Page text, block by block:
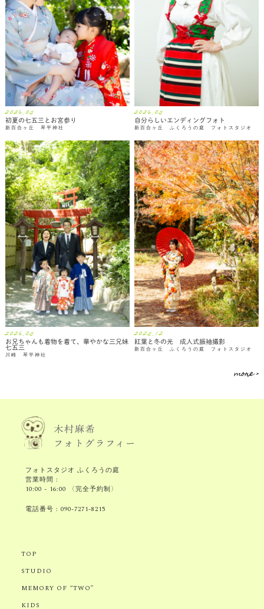
2026.05
初夏の七五三とお宮参り
新百合ヶ丘 琴平神社
2026.05
自分らしいエンディングフォト
新百合ヶ丘 ふくろうの庭 フォトスタジオ
2026.05
お兄ちゃんも着物を着て、華やかな三兄妹
七五三
川崎 琴平神社
2025.12
紅葉と冬の光 成人式振袖撮影
新百合ヶ丘 ふくろうの庭 フォトスタジオ
more >
フォトスタジオ ふくろうの庭
営業時間 :
10:00 - 16:00 〈完全予約制〉
電話番号 :090-7271-8215
TOP
STUDIO
MEMORY OF “TWO”
KIDS